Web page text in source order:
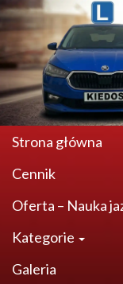
Strona główna
Cennik
Oferta – Nauka
Kategorie
Galeria